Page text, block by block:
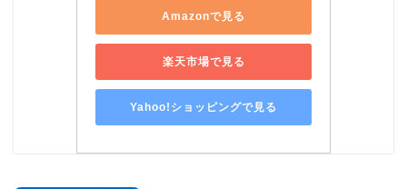
Amazonで見る
楽天市場で見る
Yahoo!ショッピングで見る